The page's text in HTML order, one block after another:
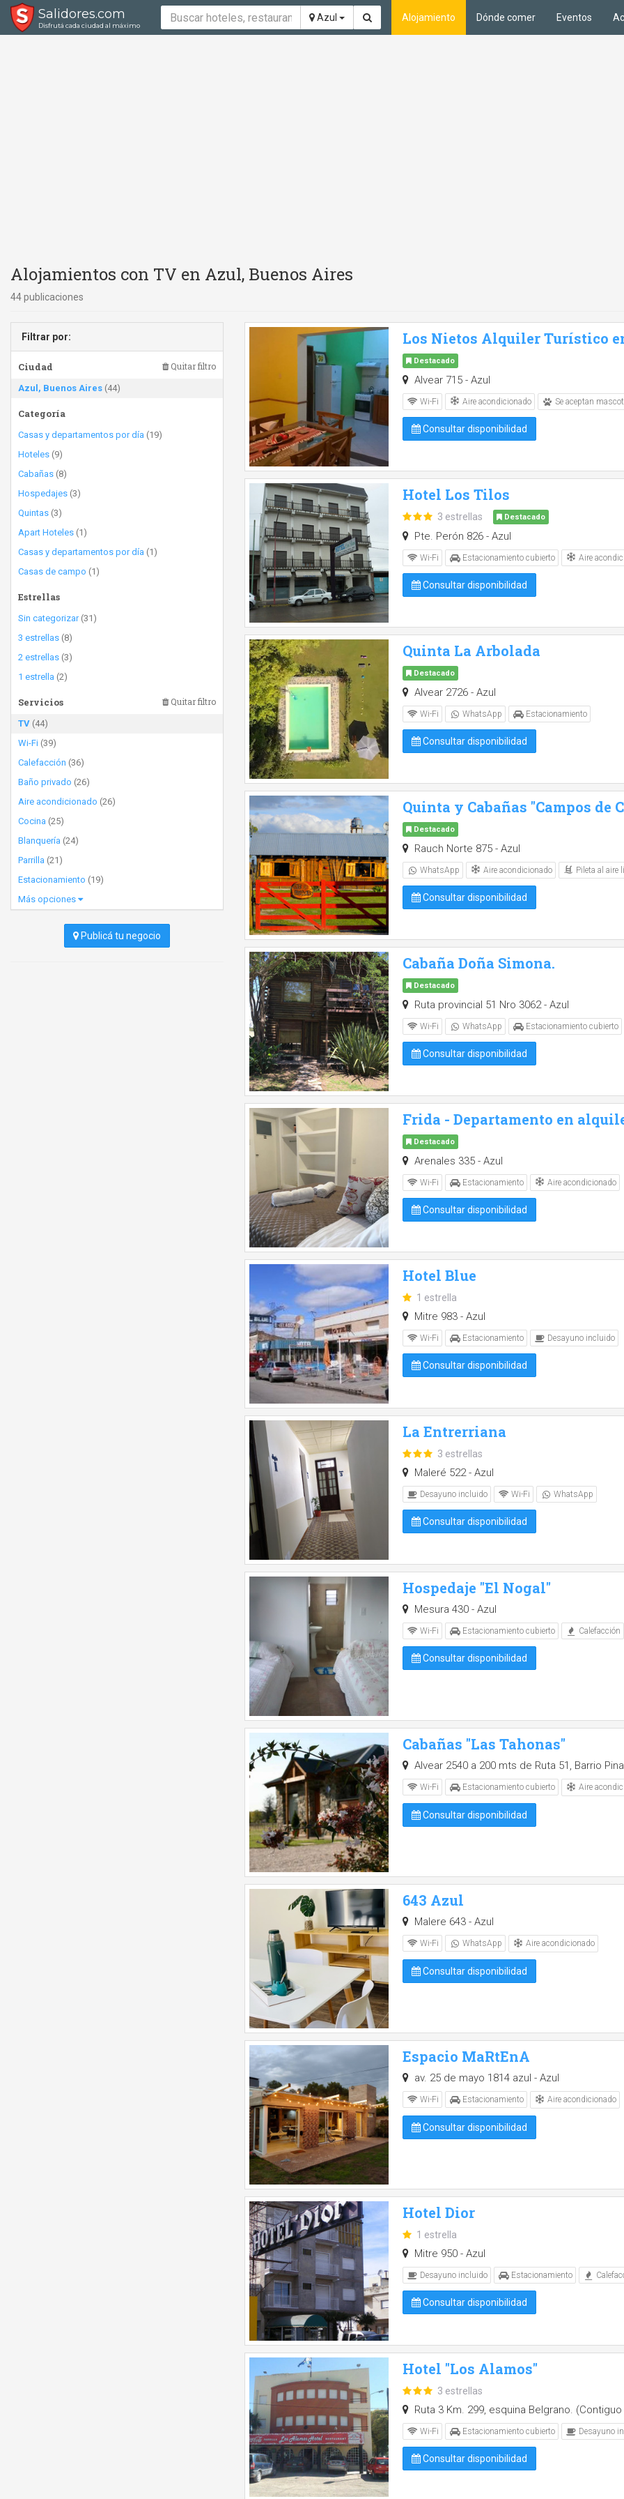
Salidores.com
Disfrutá cada ciudad al máximo
Azul Alojamiento Dónde comer Eventos
Alojamientos con TV en Azul, Buenos Aires
44 publicaciones
Filtrar por:
Ciudad Quitar filtro
Azul, Buenos Aires (44)
Categoría
Casas y departamentos por día (19)
Hoteles (9)
Cabañas (8)
Hospedajes (3)
Quintas (3)
Apart Hoteles (1)
Casas y departamentos por día (1)
Casas de campo (1)
Estrellas
Sin categorizar(31)
3 estrellas (8)
2 estrellas (3)
1 estrella (2)
Servicios Quitar filtro
TV (44)
Wi-Fi (39)
Calefacción (36)
Baño privado (26)
Aire acondicionado (26)
Cocina (25)
Blanquería (24)
Parrilla (21)
Estacionamiento (19)
Más opciones
Publicá tu negocio
Los Nietos Alquiler Turístico
Destacado
Alvear 715 - Azul
Wi-Fi Aire acondicionado Se aceptan
Consultar disponibilidad
Hotel Los Tilos
3 estrellas Destacado
Pte. Perón 826 - Azul
Wi-Fi Estacionamiento cubierto Aire
Consultar disponibilidad
Quinta La Arbolada
Destacado
Alvear 2726 - Azul
Wi-Fi WhatsApp Estacionamiento
Consultar disponibilidad
Quinta y Cabañas "Campos de
Destacado
Rauch Norte 875 - Azul
WhatsApp Aire acondicionado Pileta al aire
Consultar disponibilidad
Cabaña Doña Simona.
Destacado
Ruta provincial 51 Nro 3062 - Azul
Wi-Fi WhatsApp Estacionamiento cubierto
Consultar disponibilidad
Frida - Departamento en
Destacado
Arenales 335 - Azul
Wi-Fi Estacionamiento Aire acondicionado
Consultar disponibilidad
Hotel Blue
1 estrella
Mitre 983 - Azul
Wi-Fi Estacionamiento Desayuno incluido
Consultar disponibilidad
La Entrerriana
3 estrellas
Maleré 522 - Azul
Desayuno incluido Wi-Fi WhatsApp
Consultar disponibilidad
Hospedaje "El Nogal"
Mesura 430 - Azul
Wi-Fi Estacionamiento cubierto Calefacción
Consultar disponibilidad
Cabañas "Las Tahonas"
Alvear 2540 a 200 mts de Ruta 51, Barrio
Wi-Fi Estacionamiento cubierto Aire
Consultar disponibilidad
643 Azul
Malere 643 - Azul
Wi-Fi WhatsApp Aire acondicionado
Consultar disponibilidad
Espacio MaRtEnA
av. 25 de mayo 1814 azul - Azul
Wi-Fi Estacionamiento Aire acondicionado
Consultar disponibilidad
Hotel Dior
1 estrella
Mitre 950 - Azul
Desayuno incluido Estacionamiento
Consultar disponibilidad
Hotel "Los Alamos"
3 estrellas
Ruta 3 Km. 299, esquina Belgrano.
Wi-Fi Estacionamiento cubierto Desayuno
Consultar disponibilidad